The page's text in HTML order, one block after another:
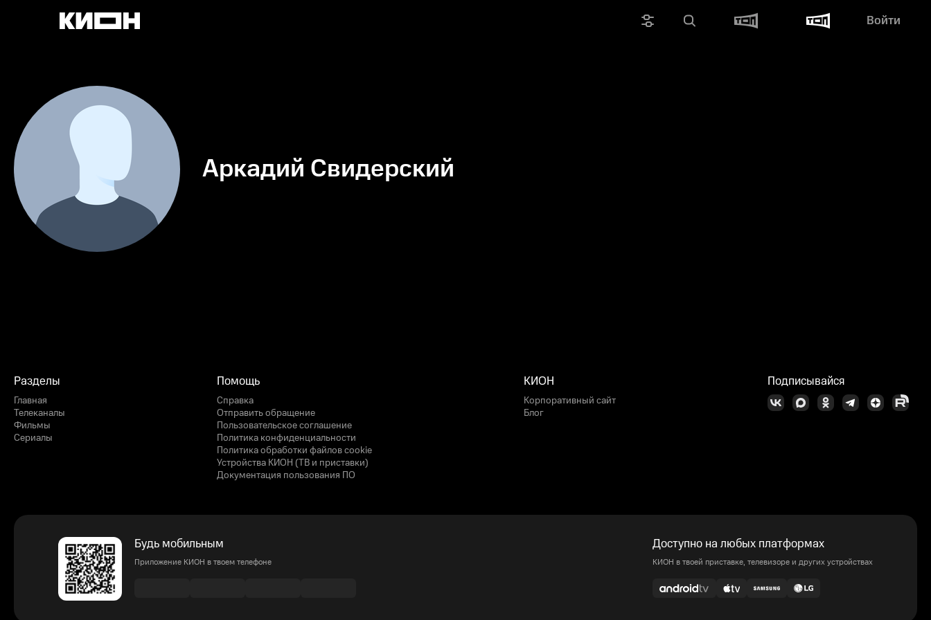
Войти
Аркадий Свидерский
Разделы
Главная
Телеканалы
Фильмы
Сериалы
Помощь
Справка
Отправить обращение
Пользовательское соглашение
Политика конфиденциальности
Политика обработки файлов cookie
Устройства КИОН (ТВ и приставки)
Документация пользования ПО
КИОН
Корпоративный сайт
Блог
Подписывайся
Будь мобильным
Приложение КИОН в твоем телефоне
Доступно на любых платформах
КИОН в твоей приставке, телевизоре и других устройствах